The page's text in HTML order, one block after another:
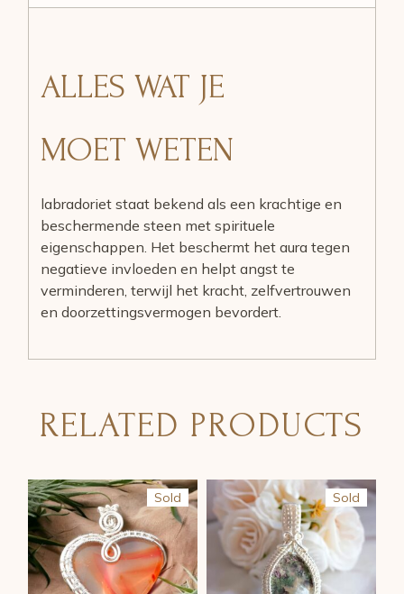
ALLES WAT JE
MOET WETEN
labradoriet staat bekend als een krachtige en
beschermende steen met spirituele
eigenschappen. Het beschermt het aura tegen
negatieve invloeden en helpt angst te
verminderen, terwijl het kracht, zelfvertrouwen
en doorzettingsvermogen bevordert.
RELATED PRODUCTS
Sold Sold